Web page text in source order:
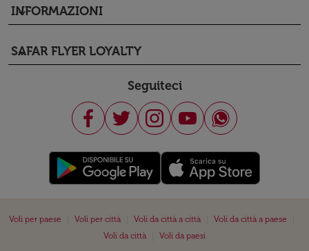
INFORMAZIONI
keyboard_arrow_down
SAFAR FLYER LOYALTY
keyboard_arrow_down
Seguiteci
Voli per paese Voli per città Voli da città a città Voli da città a paese
Voli da città
Voli da paesi